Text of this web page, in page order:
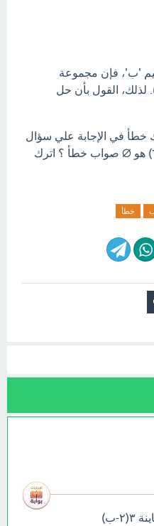
قيم 'ب'، فإن مجموعة
القول بأن حل
خطأ في الإجابة علي سؤال
حل المتباينة ٣(٢-ب)<١٠-٣(ب-٦) هو ∅ صواب خطأ ؟ اترك
خطأ
سوف تجد إجابة سؤال حل المتباينة ٣(٢-ب)